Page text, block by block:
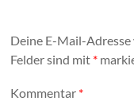
Deine E-Mail-
Felder sind mit *
Kommentar *